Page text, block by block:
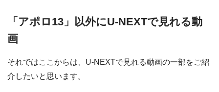
「アポロ13」以外にU-NEXTで見れる動
画
それではここからは、U-NEXTで見れる動画の一部をご紹
介したいと思います。